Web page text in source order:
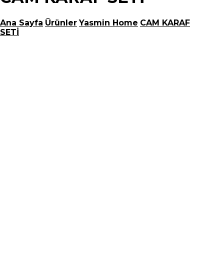
Ana Sayfa Ürünler Yasmin Home CAM KARAF
SETİ